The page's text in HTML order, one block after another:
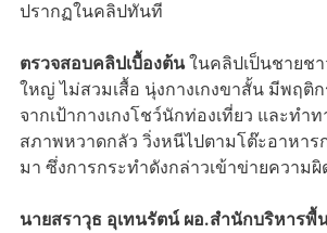
ปรากฏในคลิปทันที
ตรวจสอบคลิปเบื้องต้นในคลิปเป็นชายชา
ใหญ่ ไม่สวมเสื้อ นุ่งกางเกงขาสั้น มีพฤติ
จากเป้ากางเกงโชว์นักท่องเที่ยว และท
สภาพหวาดกลัว วิ่งหนีไปตามโต๊ะอาหา
มา ซึ่งการกระทำดังกล่าวเข้าข่ายความ
นายสราวุธ อุเทนรัตน์ ผอ.สำนักบริหาร